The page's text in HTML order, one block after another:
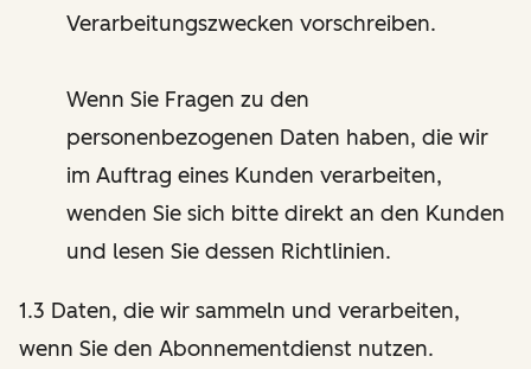
Verarbeitungszwecken vorschreiben.
Wenn Sie Fragen zu den
personenbezogenen Daten haben, die wir
im Auftrag eines Kunden verarbeiten,
wenden Sie sich bitte direkt an den Kunden
und lesen Sie dessen Richtlinien.
1.3 Daten, die wir sammeln und verarbeiten,
wenn Sie den Abonnementdienst nutzen.